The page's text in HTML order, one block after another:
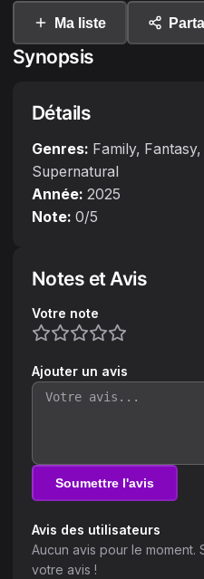
Ma liste
Synopsis
Détails
Genres: Family,
Supernatural
Année: 2025
Note: 0/5
Notes et Avis
Votre note
Ajouter un avis
Soumettre l'avis
Avis des utilisateurs
Aucun avis pour le
votre avis !